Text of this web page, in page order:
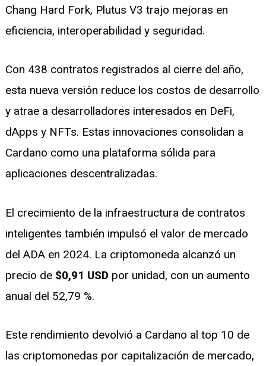
Chang Hard Fork, Plutus V3 trajo mejoras en
eficiencia, interoperabilidad y seguridad.
Con 438 contratos registrados al cierre del año,
esta nueva versión reduce los costos de desarrollo
y atrae a desarrolladores interesados en DeFi,
dApps y NFTs. Estas innovaciones consolidan a
Cardano como una plataforma sólida para
aplicaciones descentralizadas.
El crecimiento de la infraestructura de contratos
inteligentes también impulsó el valor de mercado
del ADA en 2024. La criptomoneda alcanzó un
precio de $0,91 USD por unidad, con un aumento
anual del 52,79 %.
Este rendimiento devolvió a Cardano al top 10 de
las criptomonedas por capitalización de mercado,